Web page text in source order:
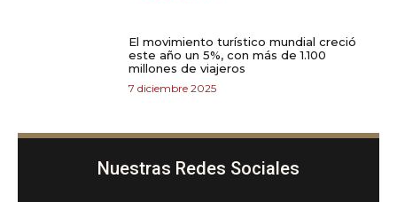
El movimiento turístico mundial creció
este año un 5%, con más de 1.100
millones de viajeros
7 diciembre 2025
Nuestras Redes Sociales